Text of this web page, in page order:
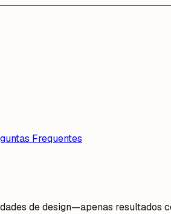
Frequentes
de design—apenas resultados